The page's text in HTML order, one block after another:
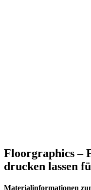
Floorgraphics –
drucken lassen
Materialinformationen